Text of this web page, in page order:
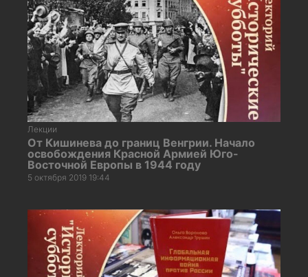
Лекции
От Кишинева до границ Венгрии. Начало
освобождения Красной Армией Юго-
Восточной Европы в 1944 году
5 октября 2019 19:44